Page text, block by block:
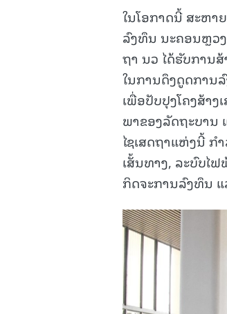
ໃນໂອກາດນີ້ ສະຫາ
ລົງທຶນ ນະຄອນຫຼວ
ຖາ ນວ ໄດ້ຮັບການ
ໃນການດຶງດູດການ
ເພື່ອປັບປຸງໂຄງສ້າ
ພາຂອງລັດຖະບານ
ໄຊເສດຖາແຫ່ງນີ້
ເສັ້ນທາງ, ລະບົບໄ
ກິດຈະການລົງທຶນ